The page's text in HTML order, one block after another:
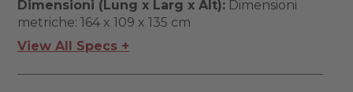
Dimensioni (Lung x Larg x Alt):Dimensioni
metriche: 164 x 109 x 135 cm
View All Specs +